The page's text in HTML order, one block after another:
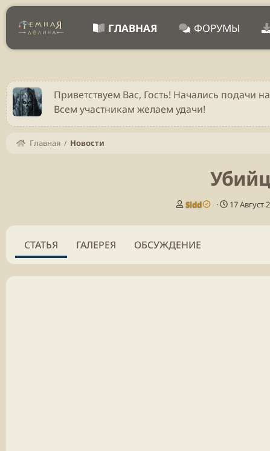
ГЛАВНАЯ ФОРУМЫ
Приветствуем Вас, Гость! Начались подачи
Всем участникам желаем удачи!
Главная Новости
А
т
р
Sidd
Д
т
17 Август
СТАТЬЯ ГАЛЕРЕЯ ОБСУЖДЕНИЕ